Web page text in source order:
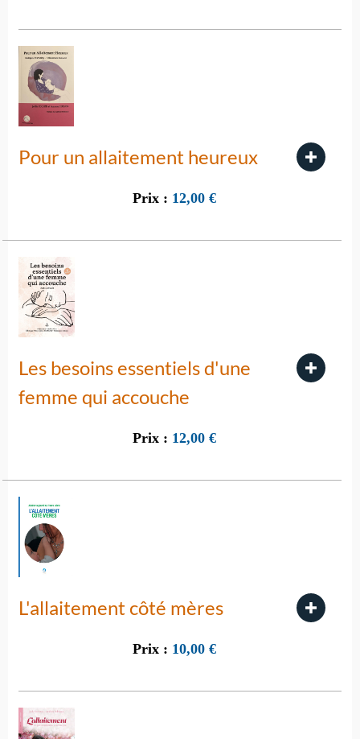
Pour un allaitement heureux
Prix : 12,00 €
Les besoins essentiels d'une
femme qui accouche
Prix : 12,00 €
L'allaitement côté mères
Prix : 10,00 €